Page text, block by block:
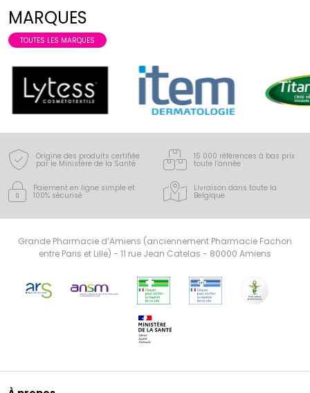
MARQUES
TOUTES LES MARQUES
Origine des produits certifiée
par le Ministère de la Santé
15 000 références à bas prix
toute l’année
Paiement en ligne simple et
100% sécurisé
Livraison dans toute la
Belgique
Grande Pharmacie d’Amiens (anciennement Pharmacie Fachon
entre Paris et Lille) - 11 rue Jean Catelas - 80000 Amiens